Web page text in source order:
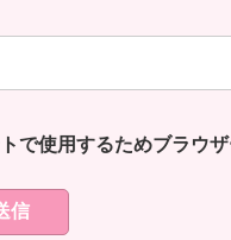
で使用するためブラウ